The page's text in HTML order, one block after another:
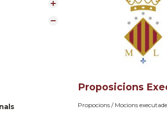
Proposicions
Propocions / Mocions